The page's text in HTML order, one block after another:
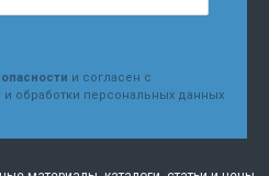
и согласен с
обработки персональных данных